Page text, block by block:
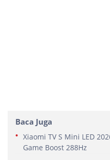
Baca Juga
Xiaomi TV S Mini LED
Game Boost 288Hz